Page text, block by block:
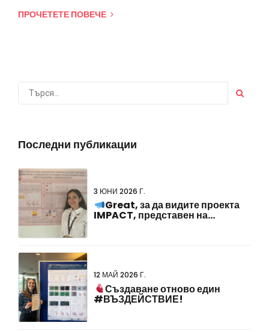
ПРОЧЕТЕТЕ ПОВЕЧЕ
Последни публикации
3 ЮНИ 2026 Г.
Great, за да видите проекта
IMPACT, представен на
12 МАЙ 2026 Г.
Създаване отново един
#ВЪЗДЕЙСТВИЕ!